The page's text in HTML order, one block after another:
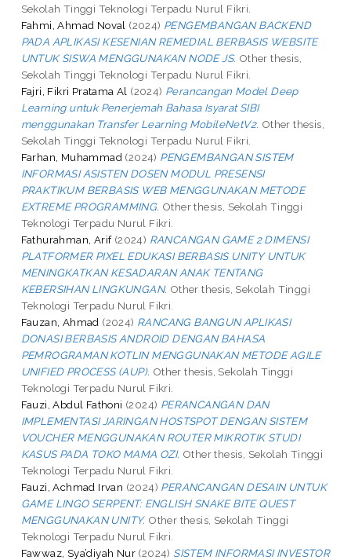
Sekolah Tinggi Teknologi Terpadu Nurul Fikri.
Fahmi, Ahmad Noval (2024) PENGEMBANGAN BACKEND
PADA APLIKASI KESENIAN REMEDIAL BERBASIS WEBSITE
UNTUK SISWA MENGGUNAKAN NODE JS. Other thesis,
Sekolah Tinggi Teknologi Terpadu Nurul Fikri.
Fajri, Fikri Pratama Al (2024) Perancangan Model Deep
Learning untuk Penerjemah Bahasa Isyarat SIBI
menggunakan Transfer Learning MobileNetV2. Other thesis,
Sekolah Tinggi Teknologi Terpadu Nurul Fikri.
Farhan, Muhammad (2024) PENGEMBANGAN SISTEM
INFORMASI ASISTEN DOSEN MODUL PRESENSI
PRAKTIKUM BERBASIS WEB MENGGUNAKAN METODE
EXTREME PROGRAMMING. Other thesis, Sekolah Tinggi
Teknologi Terpadu Nurul Fikri.
Fathurahman, Arif(2024) RANCANGAN GAME 2 DIMENSI
PLATFORMER PIXEL EDUKASI BERBASIS UNITY UNTUK
MENINGKATKAN KESADARAN ANAK TENTANG
KEBERSIHAN LINGKUNGAN. Other thesis, Sekolah Tinggi
Teknologi Terpadu Nurul Fikri.
Fauzan, Ahmad (2024) RANCANG BANGUN APLIKASI
DONASI BERBASIS ANDROID DENGAN BAHASA
PEMROGRAMAN KOTLIN MENGGUNAKAN METODE AGILE
UNIFIED PROCESS (AUP). Other thesis, Sekolah Tinggi
Teknologi Terpadu Nurul Fikri.
Fauzi, Abdul Fathoni (2024) PERANCANGAN DAN
IMPLEMENTASI JARINGAN HOSTSPOT DENGAN SISTEM
VOUCHER MENGGUNAKAN ROUTER MIKROTIK STUDI
KASUS PADA TOKO MAMA OZI. Other thesis, Sekolah Tinggi
Teknologi Terpadu Nurul Fikri.
Fauzi, Achmad Irvan (2024) PERANCANGAN DESAIN UNTUK
GAME LINGO SERPENT: ENGLISH SNAKE BITE QUEST
MENGGUNAKAN UNITY. Other thesis, Sekolah Tinggi
Teknologi Terpadu Nurul Fikri.
Fawwaz, Sya’diyah Nur (2024) SISTEM INFORMASI INVESTOR